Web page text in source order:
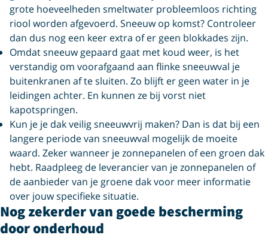
grote hoeveelheden smeltwater probleemloos richting
riool worden afgevoerd. Sneeuw op komst? Controleer
dan dus nog een keer extra of er geen blokkades zijn.
Omdat sneeuw gepaard gaat met koud weer, is het
verstandig om voorafgaand aan flinke sneeuwval je
buitenkranen af te sluiten. Zo blijft er geen water in je
leidingen achter. En kunnen ze bij vorst niet
kapotspringen.
Kun je je dak veilig sneeuwvrij maken? Dan is dat bij een
langere periode van sneeuwval mogelijk de moeite
waard. Zeker wanneer je zonnepanelen of een groen dak
hebt. Raadpleeg de leverancier van je zonnepanelen of
de aanbieder van je groene dak voor meer informatie
over jouw specifieke situatie.
Nog zekerder van goede bescherming
door onderhoud